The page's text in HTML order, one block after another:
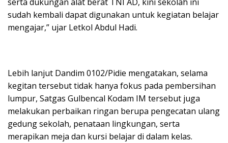
sudah kembali dapat digunakan untuk kegiatan belajar
mengajar,” ujar Letkol Abdul Hadi.
Lebih lanjut Dandim 0102/Pidie mengatakan, selama
kegitan tersebut tidak hanya fokus pada pembersihan
lumpur, Satgas Gulbencal Kodam IM tersebut juga
melakukan perbaikan ringan berupa pengecatan ulang
gedung sekolah, penataan lingkungan, serta
merapikan meja dan kursi belajar di dalam kelas.